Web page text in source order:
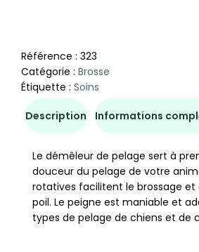
Référence : 323
Catégorie : Brosse
Étiquette : Soins
Description Informations
Le démêleur de pelage sert à
douceur du pelage de votre
rotatives facilitent le brossage et
poil. Le peigne est maniable et
types de pelage de chiens et de